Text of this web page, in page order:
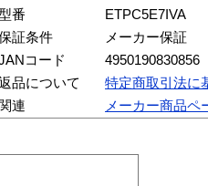
番
ETPC5E7IVA
証条件
メーカー保証
コード
4950190830856
品について
特定商取引法に
関連
メーカー商品ペ